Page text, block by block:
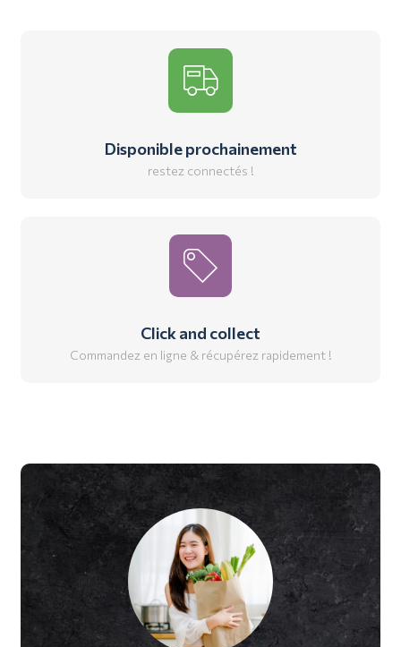
Disponible prochainement
restez connectés !
Click and collect
Commandez en ligne & récupérez rapidement !